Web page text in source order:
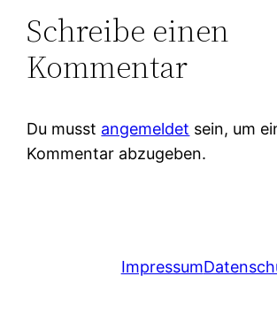
Schreibe einen
Kommentar
Du musst angemeldet sein, um
Kommentar abzugeben.
Impressum